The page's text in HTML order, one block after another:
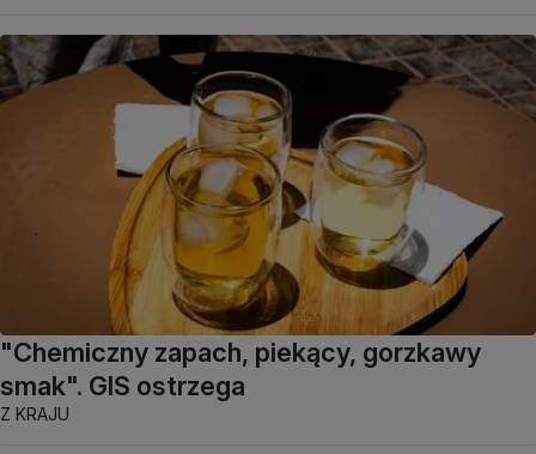
"Chemiczny zapach, piekący, gorzkawy
smak". GIS ostrzega
Z KRAJU